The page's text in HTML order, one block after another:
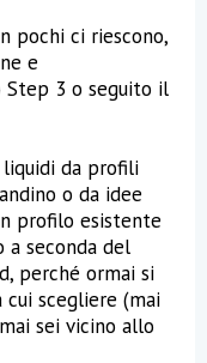
pochi ci riescono,
e
3 o seguito il
da profili
o da idee
profilo esistente
seconda del
perché ormai si
cui scegliere (mai
sei vicino allo